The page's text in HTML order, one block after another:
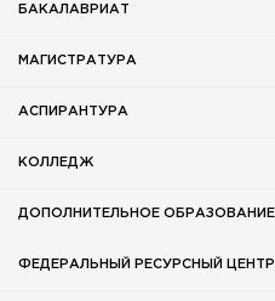
БАКАЛАВРИАТ
МАГИСТРАТУРА
АСПИРАНТУРА
КОЛЛЕДЖ
ДОПОЛНИТЕЛЬНОЕ ОБРАЗОВАНИЕ
ФЕДЕРАЛЬНЫЙ РЕСУРСНЫЙ ЦЕНТР